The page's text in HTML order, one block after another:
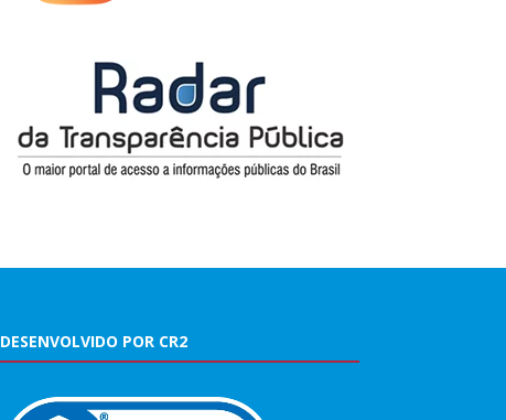
DESENVOLVIDO POR CR2